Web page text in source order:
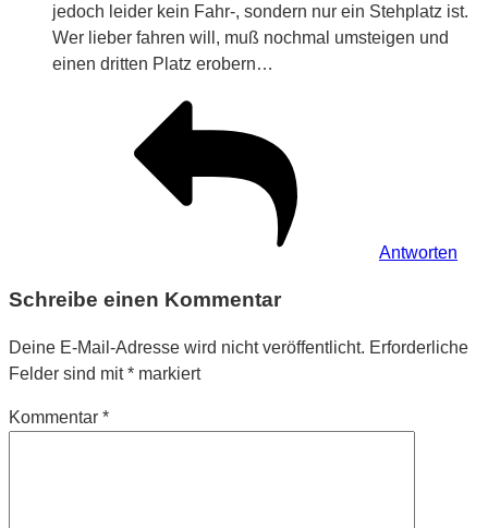
jedoch leider kein Fahr-, sondern nur ein Stehplatz ist.
Wer lieber fahren will, muß nochmal umsteigen und
einen dritten Platz erobern…
Antworten
Schreibe einen Kommentar
Deine E-Mail-Adresse wird nicht veröffentlicht. Erforderliche
Felder sind mit* markiert
Kommentar *